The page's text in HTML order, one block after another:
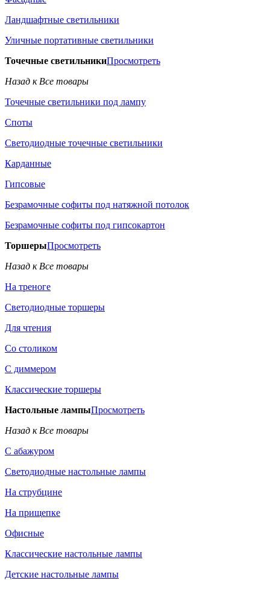
Ландшафтные светильники
Уличные портативные светильники
Точечные светильникиПросмотреть
Назад к Все товары
Точечные светильники под лампу
Споты
Светодиодные точечные светильники
Карданные
Гипсовые
Безрамочные софиты под натяжной потолок
Безрамочные софиты под гипсокартон
ТоршерыПросмотреть
Назад к Все товары
На треноге
Светодиодные торшеры
Для чтения
Со столиком
С диммером
Классические торшеры
Настольные лампыПросмотреть
Назад к Все товары
С абажуром
Светодиодные настольные лампы
На струбцине
На прищепке
Офисные
Классические настольные лампы
Детские настольные лампы